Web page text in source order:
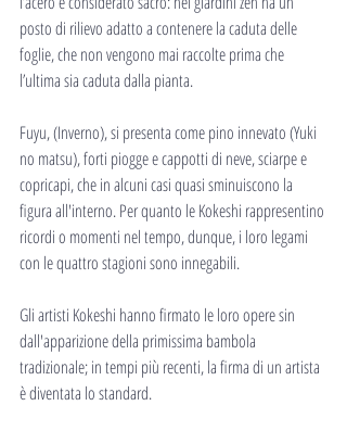
posto di rilievo adatto a contenere la caduta delle
foglie, che non vengono mai raccolte prima che
l’ultima sia caduta dalla pianta.
Fuyu, (Inverno), si presenta come pino innevato (Yuki
no matsu), forti piogge e cappotti di neve, sciarpe e
copricapi, che in alcuni casi quasi sminuiscono la
figura all'interno. Per quanto le Kokeshi rappresentino
ricordi o momenti nel tempo, dunque, i loro legami
con le quattro stagioni sono innegabili.
Gli artisti Kokeshi hanno firmato le loro opere sin
dall'apparizione della primissima bambola
tradizionale; in tempi più recenti, la firma di un artista
è diventata lo standard.